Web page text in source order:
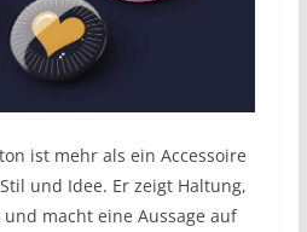
ist mehr als ein Accessoire
und Idee. Er zeigt Haltung,
macht eine Aussage auf